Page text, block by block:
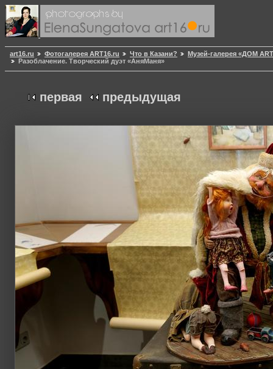
art16.ru Фотогалерея ART16.ru Что в Казани?
Музей-галерея «ДОМ
Разоблачение. Творческий дуэт «АняМаня»
первая предыдущая